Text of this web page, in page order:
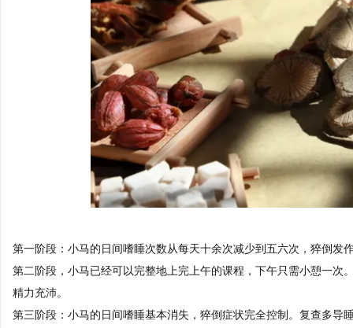
第一阶段：小马的日间嗜睡次数从每天十余次减少到五六次，猝倒发
第二阶段，小马已经可以完整地上完上午的课程，下午只需小憩一次
精力充沛。
第三阶段：小马的日间嗜睡基本消失，猝倒症状完全控制。复查多导